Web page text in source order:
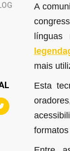
A
mais
Esta